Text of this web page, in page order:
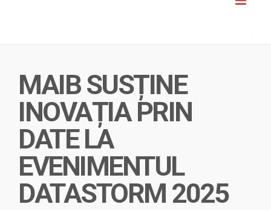
MAIB SUSȚINE
INOVAȚIA PRIN
DATE LA
EVENIMENTUL
DATASTORM 2025